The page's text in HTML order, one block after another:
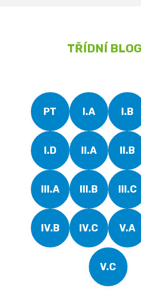
TŘÍDNÍ
PT I.A I.B
I.D II.A II.B
III.A III.B III.C
IV.B IV.C V.A
V.C